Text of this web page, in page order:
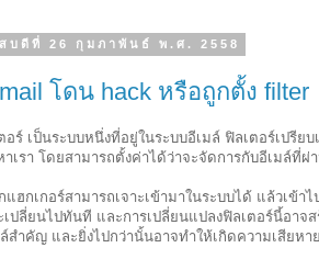
บดีที่ 26 กุมภาพันธ์ พ.ศ. 2558
โดน hack หรือถูกตั้ง filter
อร์ เป็นระบบหนึ่งที่อยู่ในระบบอีเมล์ ฟิลเตอร์เปรี
าเรา โดยสามารถตั้งค่าได้ว่าจะจัดการกับอีเมล์ที่ผ่
ฮกเกอร์สามารถเจาะเข้ามาในระบบได้ แล้วเข้า
ปลี่ยนไปทันที และการเปลี่ยนแปลงฟิลเตอร์นี้อาจ
สำคัญ และยิ่งไปกว่านั้นอาจทำให้เกิดความเสียหา